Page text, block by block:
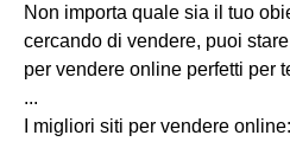
Non importa quale sia il tuo
cercando di vendere, puoi
per vendere online perfetti per
...
I migliori siti per vendere online: